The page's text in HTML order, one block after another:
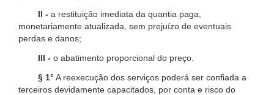
II - a restituição imediata da quantia paga,
monetariamente atualizada, sem prejuízo de eventuais
perdas e danos;
III - o abatimento proporcional do preço.
§ 1° A reexecução dos serviços poderá ser confiada a
terceiros devidamente capacitados, por conta e risco do